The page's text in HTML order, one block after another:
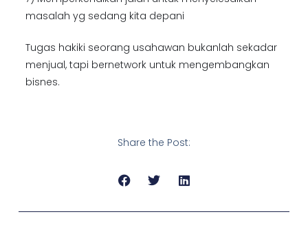
masalah yg sedang kita depani
Tugas hakiki seorang usahawan bukanlah sekadar
menjual, tapi bernetwork untuk mengembangkan
bisnes.
Share the Post: